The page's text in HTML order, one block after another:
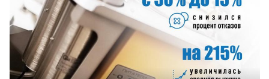
Смотреть проект